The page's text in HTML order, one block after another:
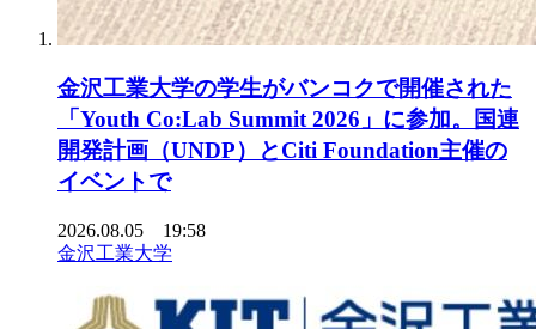
金沢工業大学の学生がバンコクで開催された
「Youth Co:Lab Summit 2026」に参加。国連
開発計画（UNDP）とCiti Foundation主催の
イベントで
2026.08.05 19:58
金沢工業大学